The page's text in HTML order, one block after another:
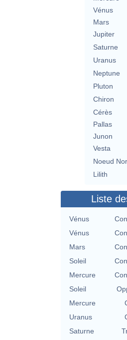
Vénus
Mars
Jupiter
Saturne
Uranus
Neptune
Pluton
Chiron
Cérès
Pallas
Junon
Vesta
Noeud
Lilith
Liste
Vénus
Vénus
Mars
Soleil
Mercure
Soleil
Mercure
Uranus
Saturne